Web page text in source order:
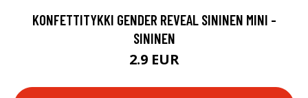
KONFETTITYKKI GENDER REVEAL SININEN MINI -
SININEN
2.9 EUR